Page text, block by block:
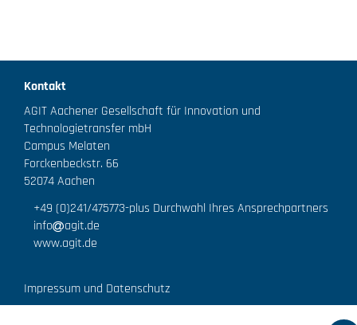
Kontakt
AGIT Aachener Gesellschaft für Innovation und
Technologietransfer mbH
Campus Melaten
Forckenbeckstr. 66
52074 Aachen
+49 (0)241/475773-plus Durchwahl Ihres Ansprechpartners
info
agit.de
www.agit.de
Impressum und Datenschutz